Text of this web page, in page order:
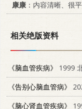
康康 ：内容清晰、很
相关绝版资料
《脑血管疾病》
1999
《告别心脑血管病》
《脑心肾血管疾病》